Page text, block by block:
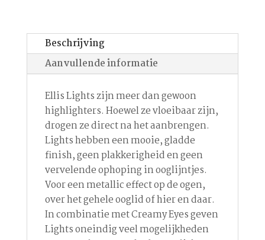
Beschrijving
Aanvullende informatie
Ellis Lights zijn meer dan gewoon
highlighters. Hoewel ze vloeibaar zijn,
drogen ze direct na het aanbrengen.
Lights hebben een mooie, gladde
finish, geen plakkerigheid en geen
vervelende ophoping in ooglijntjes.
Voor een metallic effect op de ogen,
over het gehele ooglid of hier en daar.
In combinatie met Creamy Eyes geven
Lights oneindig veel mogelijkheden